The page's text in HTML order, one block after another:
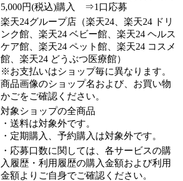
5,000円(税込)購入 ⇒1口応募
楽天24グループ店（楽天24、楽天24 ドリ
ンク館、楽天24 ベビー館、楽天24 ヘルス
ケア館、楽天24 ペット館、楽天24 コスメ
館、楽天24 どうぶつ医療館）
※お支払いはショップ毎に異なります。
商品画像のショップ名および、お買い物
かごをご確認ください。
対象ショップの全商品
・送料は対象外です。
・定期購入、予約購入は対象外です。​
・応募口数に関しては、各サービスの購
入履歴・利用履歴の購入金額および利用
金額よりご自身でご確認ください。​